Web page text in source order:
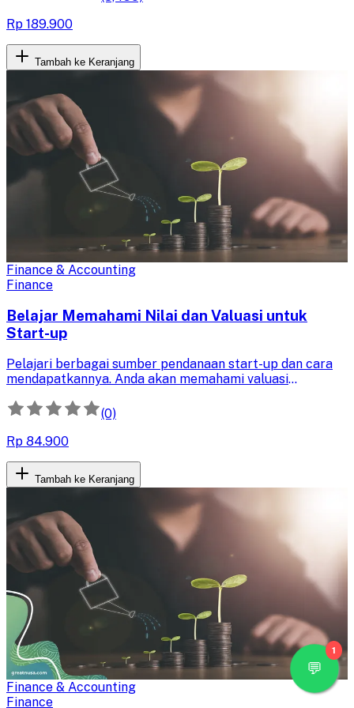
Rp 189.900
Tambah ke Keranjang
Finance & Accounting
Finance
Belajar Memahami Nilai dan Valuasi untuk
Start-up
Pelajari berbagai sumber pendanaan start-up dan cara
mendapatkannya. Anda akan memahami valuasi
mendapatkan insight langsung dari praktisi serta
investor ternama.
(0)
Rp 84.900
Tambah ke Keranjang
Finance & Accounting
Finance
1